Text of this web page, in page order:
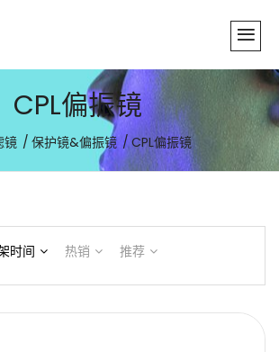
CPL偏振镜
镜 保护镜&偏振镜 CPL偏振镜
时间 热销 推荐